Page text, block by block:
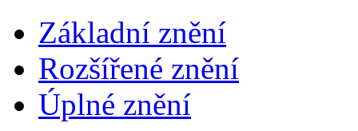
Základní znění
Rozšířené znění
Úplné znění